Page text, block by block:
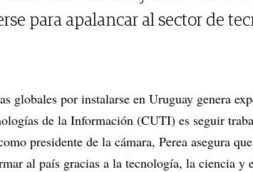
para apalancar al sector de
globales por instalarse en Uruguay genera
de la Información (CUTI) es seguir
presidente de la cámara, Perea asegura
al país gracias a la tecnología, la ciencia y